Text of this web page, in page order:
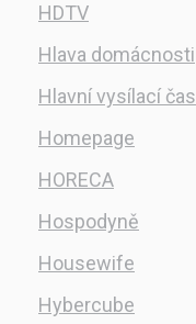
HDTV
Hlava domácnosti
Hlavní vysílací čas
Homepage
HORECA
Hospodyně
Housewife
Hybercube